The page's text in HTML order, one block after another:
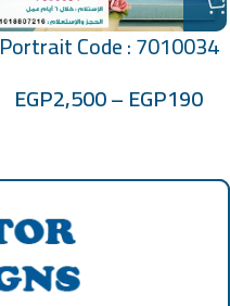
Portrait Code : 7010034
EGP190
–
EGP2,500